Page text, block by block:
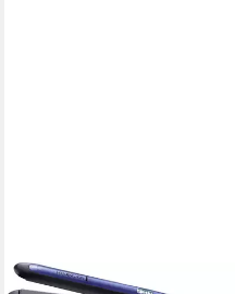
REMINGTON